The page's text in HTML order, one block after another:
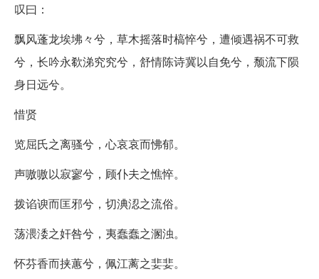
叹曰：
飘风蓬龙埃坲々兮，草木摇落时槁悴兮，遭倾遇祸不可救
兮，长吟永欷涕究究兮，舒情陈诗冀以自免兮，颓流下陨
身日远兮。
惜贤
览屈氏之离骚兮，心哀哀而怫郁。
声嗷嗷以寂寥兮，顾仆夫之憔悴。
拨谄谀而匡邪兮，切淟涊之流俗。
荡渨涹之奸咎兮，夷蠢蠢之溷浊。
怀芬香而挟蕙兮，佩江蓠之婓婓。